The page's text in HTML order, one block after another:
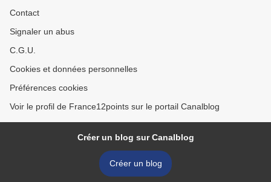
Contact
Signaler un abus
C.G.U.
Cookies et données personnelles
Préférences cookies
Voir le profil de France12points sur le portail Canalblog
Créer un blog sur Canalblog
Créer un blog